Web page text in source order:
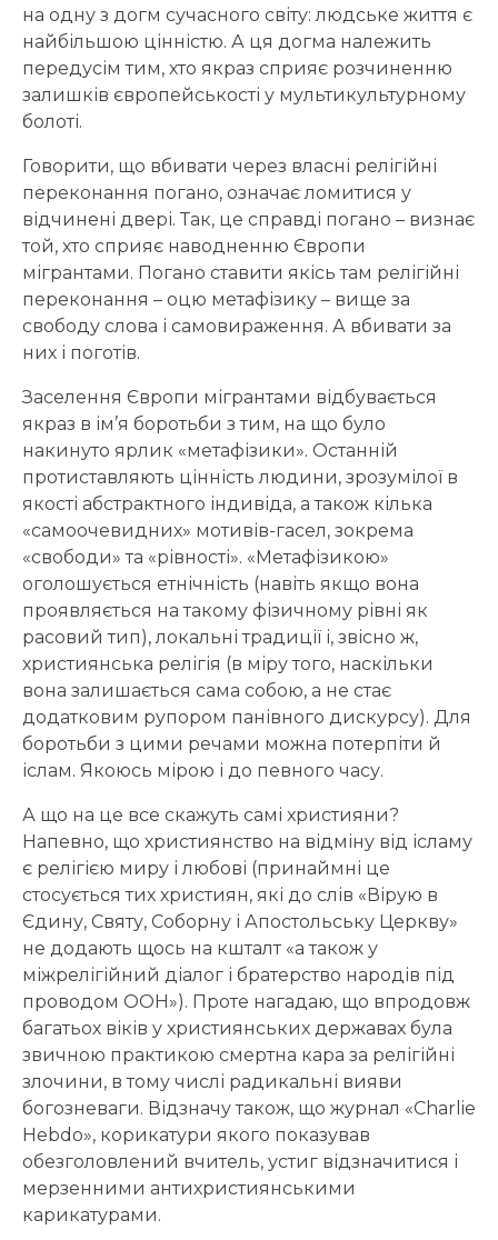
на одну з догм сучасного світу: людське життя є
найбільшою цінністю. А ця догма належить
передусім тим, хто якраз сприяє розчиненню
залишків європейськості у мультикультурному
болоті.
Говорити, що вбивати через власні релігійні
переконання погано, означає ломитися у
відчинені двері. Так, це справді погано – визнає
той, хто сприяє наводненню Європи
мігрантами. Погано ставити якісь там релігійні
переконання – оцю метафізику – вище за
свободу слова і самовираження. А вбивати за
них і поготів.
Заселення Європи мігрантами відбувається
якраз в ім’я боротьби з тим, на що було
накинуто ярлик «метафізики». Останній
протиставляють цінність людини, зрозумілої в
якості абстрактного індивіда, а також кілька
«самоочевидних» мотивів-гасел, зокрема
«свободи» та «рівності». «Метафізикою»
оголошується етнічність (навіть якщо вона
проявляється на такому фізичному рівні як
расовий тип), локальні традиції і, звісно ж,
християнська релігія (в міру того, наскільки
вона залишається сама собою, а не стає
додатковим рупором панівного дискурсу). Для
боротьби з цими речами можна потерпіти й
іслам. Якоюсь мірою і до певного часу.
А що на це все скажуть самі християни?
Напевно, що християнство на відміну від ісламу
є релігією миру і любові (принаймні це
стосується тих християн, які до слів «Вірую в
Єдину, Святу, Соборну і Апостольську Церкву»
не додають щось на кшталт «а також у
міжрелігійний діалог і братерство народів під
проводом ООН»). Проте нагадаю, що впродовж
багатьох віків у християнських державах була
звичною практикою смертна кара за релігійні
злочини, в тому числі радикальні вияви
богозневаги. Відзначу також, що журнал «Charlie
Hebdo», корикатури якого показував
обезголовлений вчитель, устиг відзначитися і
мерзенними антихристиянськими
карикатурами.